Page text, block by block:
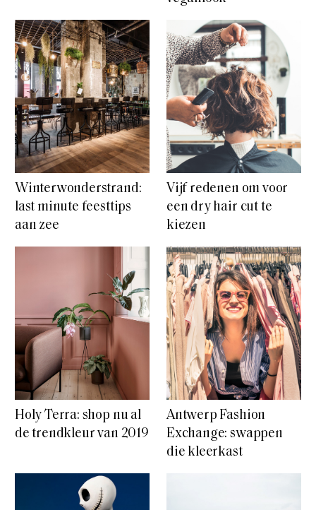
Winterwonderstrand:
last minute feesttips
aan zee
Vijf redenen om voor
een dry hair cut te
kiezen
Holy Terra: shop nu al
de trendkleur van 2019
Antwerp Fashion
Exchange: swappen
die kleerkast